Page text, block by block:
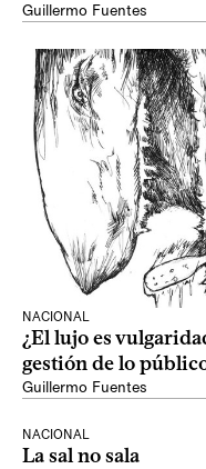
Guillermo Fuentes
NACIONAL
¿El lujo es
gestión de lo
Guillermo Fuentes
NACIONAL
La sal no sala